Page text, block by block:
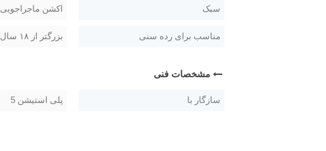
سبک اکشن ماجراجویی
مناسب برای رده سنی بزرگتر از ۱۸ سال
مشخصات فنی
سازگار با پلی استیشن 5